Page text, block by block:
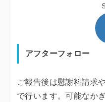
アフターフォロー
ご報告後は慰謝料請求
で行います。可能なか